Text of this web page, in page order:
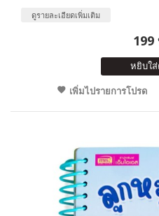
ดูรายละเอียดเพิ่มเติม
199
หยิบใ
เพิ่มไปรายการโปรด